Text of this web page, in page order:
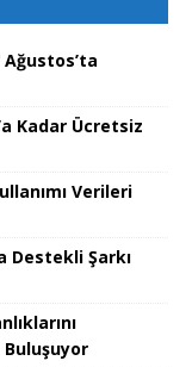
Ağustos’ta
Kadar Ücretsiz
Verileri
Destekli Şarkı